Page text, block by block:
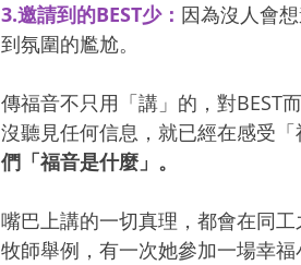
3.邀請到的BEST少： 因為沒人會
到氛圍的尷尬。
傳福音不只用「講」的，對BEST
沒聽見任何信息，就已經在感受
們「福音是什麼」。
嘴巴上講的一切真理，都會在同
牧師舉例，有一次她參加一場幸